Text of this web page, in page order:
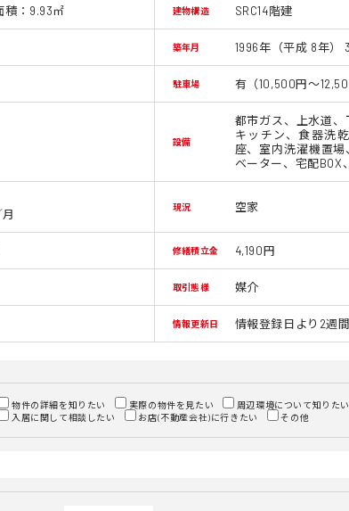
積：9.93㎡ 建物構造 SRC14階建
築年月 1996年（平成 8年）
駐車場 有（10,500円～
設備
都市ガス、上水道
キッチン、食器洗
座、室内洗濯機置
ベーター、宅配BOX
現況 空家
修繕積立金 4,190円
取引態様 媒介
情報更新日 情報登録日より2週間
物件の詳細を知りたい 実際の物件を見たい 周辺環境について知りたい
入居に関して相談したい
お店(不動産会社)に行きたい その他